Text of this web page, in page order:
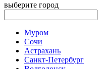
выберите город
Муром
Сочи
Астрахань
Санкт-Петербург